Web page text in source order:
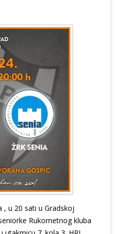
, u 20 sati u Gradskoj
Rukometnog kluba